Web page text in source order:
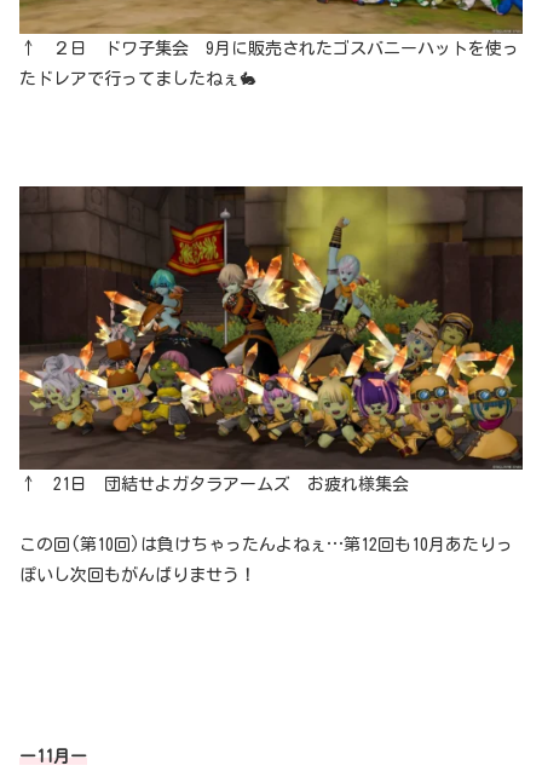
↑ ２日 ドワ子集会 9月に販売されたゴスバニーハットを使っ
たドレアで行ってましたねぇ🐇
↑ 21日 団結せよガタラアームズ お疲れ様集会
この回(第10回)は負けちゃったんよねぇ…第12回も10月あたりっ
ぽいし次回もがんばりませう！
ー11月ー